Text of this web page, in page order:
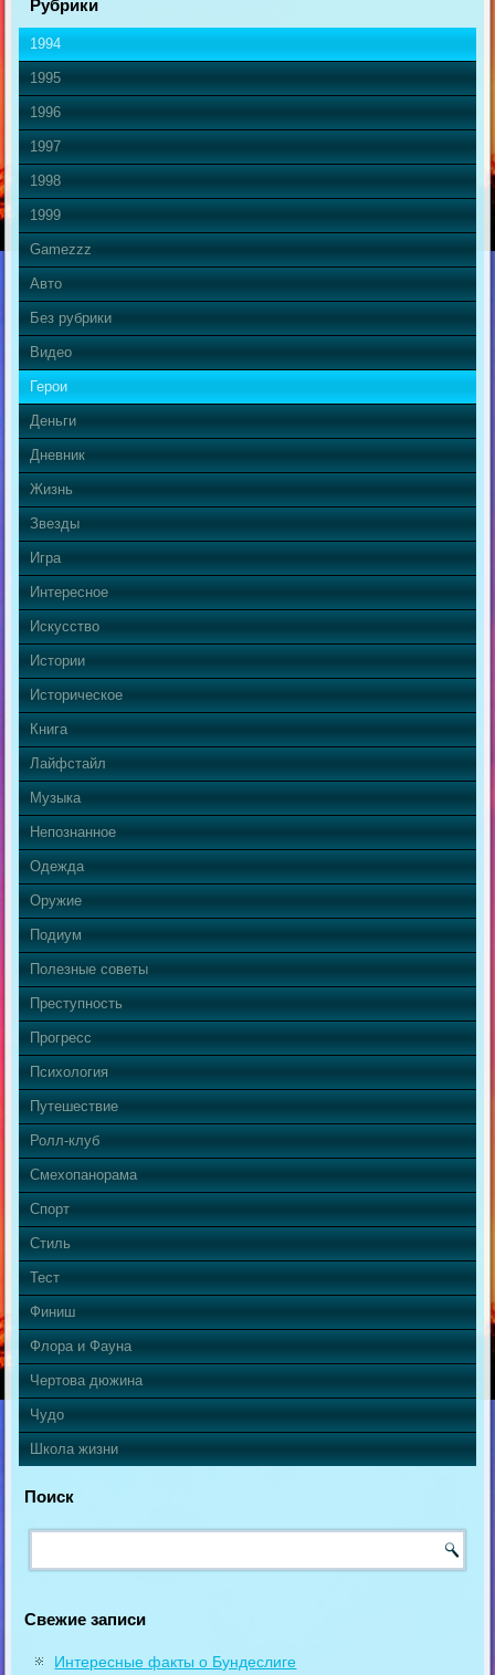
Рубрики
1994
1995
1996
1997
1998
1999
Gamezzz
Авто
Без рубрики
Видео
Герои
Деньги
Дневник
Жизнь
Звезды
Игра
Интересное
Искусство
Истории
Историческое
Книга
Лайфстайл
Музыка
Непознанное
Одежда
Оружие
Подиум
Полезные советы
Преступность
Прогресс
Психология
Путешествие
Ролл-клуб
Смехопанорама
Спорт
Стиль
Тест
Финиш
Флора и Фауна
Чертова дюжина
Чудо
Школа жизни
Поиск
Свежие записи
Интересные факты о Бундеслиге